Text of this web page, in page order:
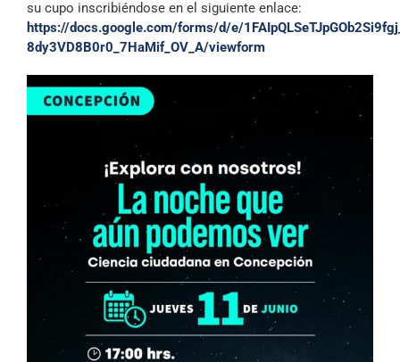
su cupo inscribiéndose en el siguiente enlace:
https://docs.google.com/forms/d/e/
8dy3VD8B0r0_7HaMif_OV_A/viewform